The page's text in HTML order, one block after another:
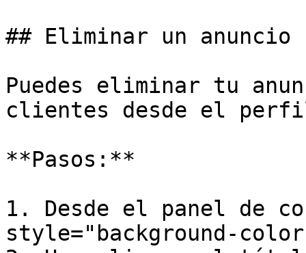
## Eliminar un anuncio
Puedes eliminar tu
clientes desde el
**Pasos:**
1. Desde el panel de
style="background-